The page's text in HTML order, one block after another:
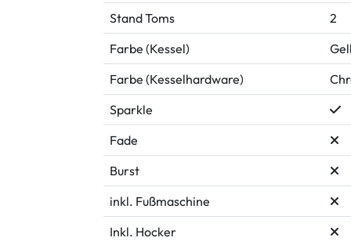
Stand Toms
2
Farbe (Kessel)
Farbe (Kesselhardware)
Sparkle
Fade
Burst
inkl. Fußmaschine
Inkl. Hocker